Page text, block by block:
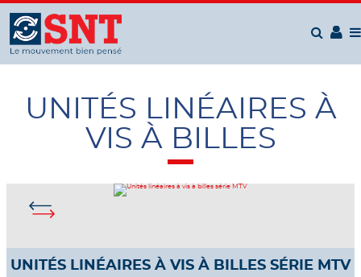
UNITÉS LINÉAIRES À
VIS À BILLES
UNITÉS LINÉAIRES À VIS À BILLES SÉRIE MTV
Panneau de gestion des cookies